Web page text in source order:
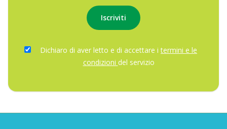
Dichiaro di aver letto e di accettare itermini e le
condizioni del servizio